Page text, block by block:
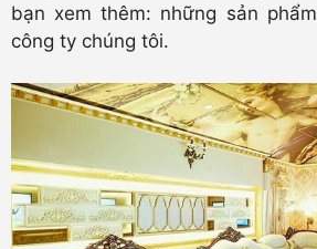
bạn xem thêm: những sản phẩm
công ty chúng tôi.